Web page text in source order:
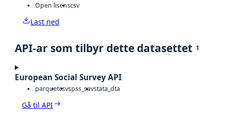
Open lisenscsv
Last ned
API-ar som tilbyr dette datasettet 1
European Social Survey API
parquetcsvspss_savstata_dta
Gå til API